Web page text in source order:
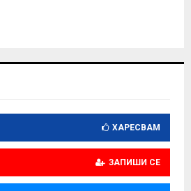
ХАРЕСВАМ
ЗАПИШИ СЕ